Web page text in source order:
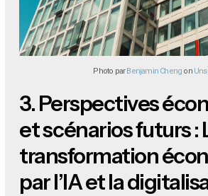
Photo par Benjamin Cheng on
3.Perspectives
et scénarios futurs :
transformation
par l’IA et la